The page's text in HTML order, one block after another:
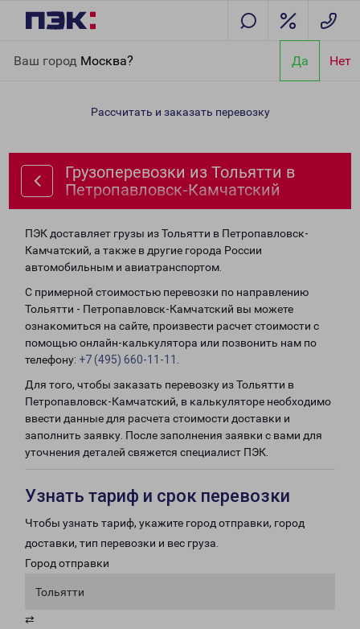
Ваш город Москва? Да Нет
Петропавловск-Камчатский
Рассчитать и заказать перевозку
Грузоперевозки из Тольятти в
Петропавловск-Камчатский
ПЭК доставляет грузы из Тольятти в Петропавловск-
Камчатский, а также в другие города России
автомобильным и авиатранспортом.
С примерной стоимостью перевозки по направлению
Тольятти - Петропавловск-Камчатский вы можете
ознакомиться на сайте, произвести расчет стоимости с
помощью онлайн-калькулятора или позвонить нам по
телефону: +7 (495) 660-11-11
Для того, чтобы заказать перевозку из Тольятти в
Петропавловск-Камчатский, в калькуляторе необходимо
ввести данные для расчета стоимости доставки и
заполнить заявку. После заполнения заявки с вами для
уточнения деталей свяжется специалист ПЭК.
Узнать тариф и срок перевозки
Чтобы узнать тариф, укажите город отправки, город
доставки, тип перевозки и вес груза.
Город отправки
Тольятти
⇄